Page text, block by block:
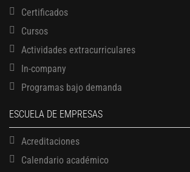
Certificados
Cursos
Actividades extracurriculares
In-company
Programas bajo demanda
ESCUELA DE EMPRESAS
Acreditaciones
Calendario académico